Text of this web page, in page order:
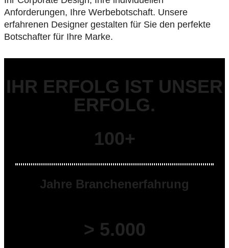
Anforderungen, Ihre Werbebotschaft. Unsere
erfahrenen Designer gestalten für Sie den perfekte
Botschafter für Ihre Marke.
IHR ERFOLG IST UNSER
ERFOLG.
100+
Jahre Branchenerfahrung
> 5.000